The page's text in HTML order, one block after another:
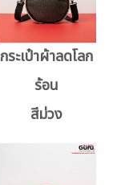
กระเป๋าผ้าลดโลก
ร้อน
สีม่วง